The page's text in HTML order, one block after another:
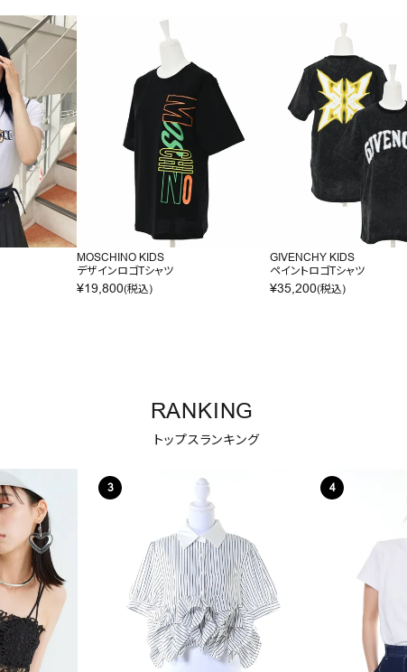
MOSCHINO KIDS
デザインロゴTシャツ
¥19,800(税込)
GIVENCHY KIDS
ペイントロゴTシャツ
¥35,200(税込)
RANKING
トップスランキング